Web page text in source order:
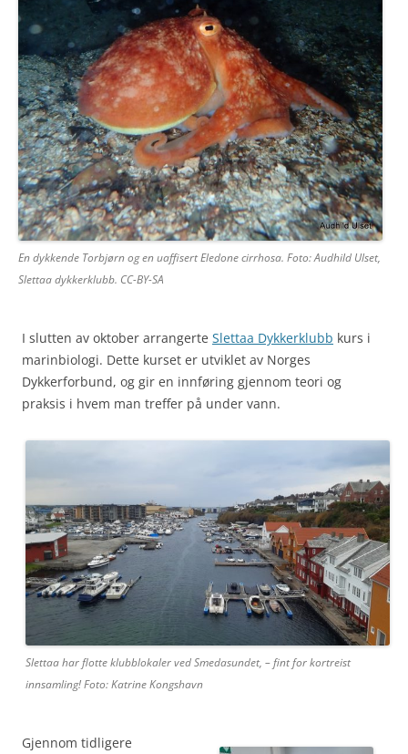
En dykkende Torbjørn og en uaffisert Eledone cirrhosa. Foto: Audhild Ulset,
Slettaa dykkerklubb. CC-BY-SA
I slutten av oktober arrangerte Slettaa Dykkerklubb kurs i
marinbiologi. Dette kurset er utviklet av Norges
Dykkerforbund, og gir en innføring gjennom teori og
praksis i hvem man treffer på under vann.
Slettaa har flotte klubblokaler ved Smedasundet, – fint for kortreist
innsamling! Foto: Katrine Kongshavn
Gjennom tidligere